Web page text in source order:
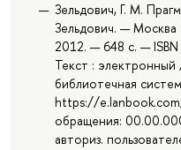
Зельдович, Г. М.
Зельдович. — Москва
2012. — 648 с. —
Текст :
библиотечная
https://
обращения:
авториз.